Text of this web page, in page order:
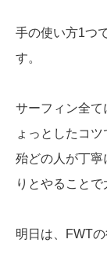
手の使い方1つ
す。
サーフィン全て
ょっとしたコツ
殆どの人が丁
りとやること
明日は、FWT